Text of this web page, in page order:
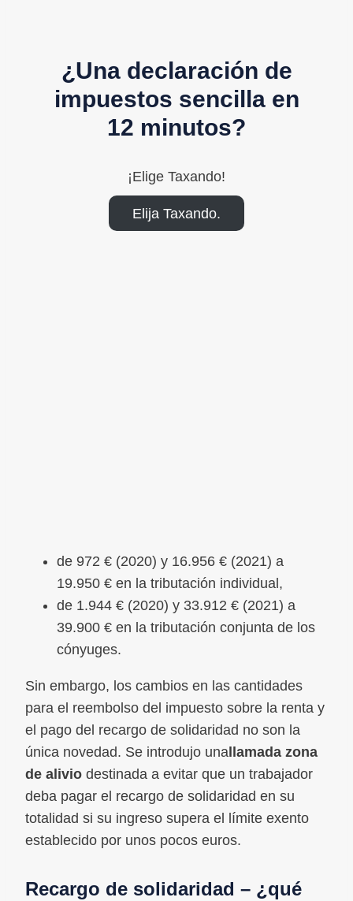
¿Una declaración de
impuestos sencilla en
12 minutos?
¡Elige Taxando!
Elija Taxando.
de 972 € (2020) y 16.956 € (2021) a
19.950 € en la tributación individual,
de 1.944 € (2020) y 33.912 € (2021) a
39.900 € en la tributación conjunta de los
cónyuges.
Sin embargo, los cambios en las cantidades
para el reembolso del impuesto sobre la renta y
el pago del recargo de solidaridad no son la
única novedad. Se introdujo una llamada zona
de alivio destinada a evitar que un trabajador
deba pagar el recargo de solidaridad en su
totalidad si su ingreso supera el límite exento
establecido por unos pocos euros.
Recargo de solidaridad – ¿qué